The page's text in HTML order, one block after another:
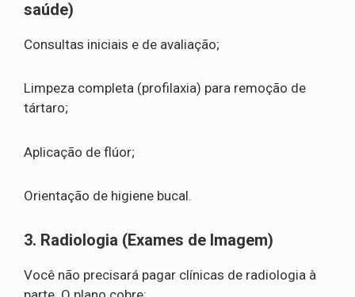
saúde)
Consultas iniciais e de avaliação;
Limpeza completa (profilaxia) para remoção de
tártaro;
Aplicação de flúor;
Orientação de higiene bucal.
3. Radiologia (Exames de Imagem)
Você não precisará pagar clínicas de radiologia à